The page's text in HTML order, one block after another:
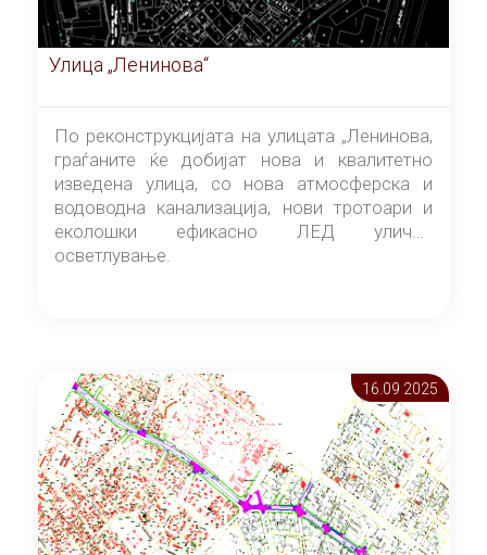
Улица „Ленинова“
По реконструкцијата на улицата „Ленинова,
граѓаните ќе добијат нова и квалитетно
изведена улица, со нова атмосферска и
водоводна канализација, нови тротоари и
еколошки ефикасно ЛЕД улично
осветлување.
16.09 2025